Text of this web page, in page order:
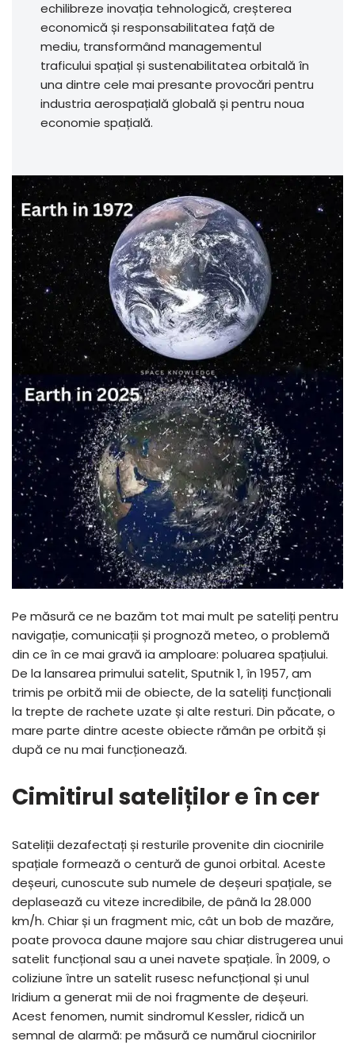
echilibreze inovația tehnologică, creșterea
economică și responsabilitatea față de
mediu, transformând managementul
traficului spațial și sustenabilitatea orbitală în
una dintre cele mai presante provocări pentru
industria aerospațială globală și pentru noua
economie spațială.
Pe măsură ce ne bazăm tot mai mult pe sateliți pentru
navigație, comunicații și prognoză meteo, o problemă
din ce în ce mai gravă ia amploare: poluarea spațiului.
De la lansarea primului satelit, Sputnik 1, în 1957, am
trimis pe orbită mii de obiecte, de la sateliți funcționali
la trepte de rachete uzate și alte resturi. Din păcate, o
mare parte dintre aceste obiecte rămân pe orbită și
după ce nu mai funcționează.
Cimitirul sateliților e în cer
Sateliții dezafectați și resturile provenite din ciocnirile
spațiale formează o centură de gunoi orbital. Aceste
deșeuri, cunoscute sub numele de deșeuri spațiale, se
deplasează cu viteze incredibile, de până la 28.000
km/h. Chiar și un fragment mic, cât un bob de mazăre,
poate provoca daune majore sau chiar distrugerea unui
satelit funcțional sau a unei navete spațiale. În 2009, o
coliziune între un satelit rusesc nefuncțional și unul
Iridium a generat mii de noi fragmente de deșeuri.
Acest fenomen, numit sindromul Kessler, ridică un
semnal de alarmă: pe măsură ce numărul ciocnirilor